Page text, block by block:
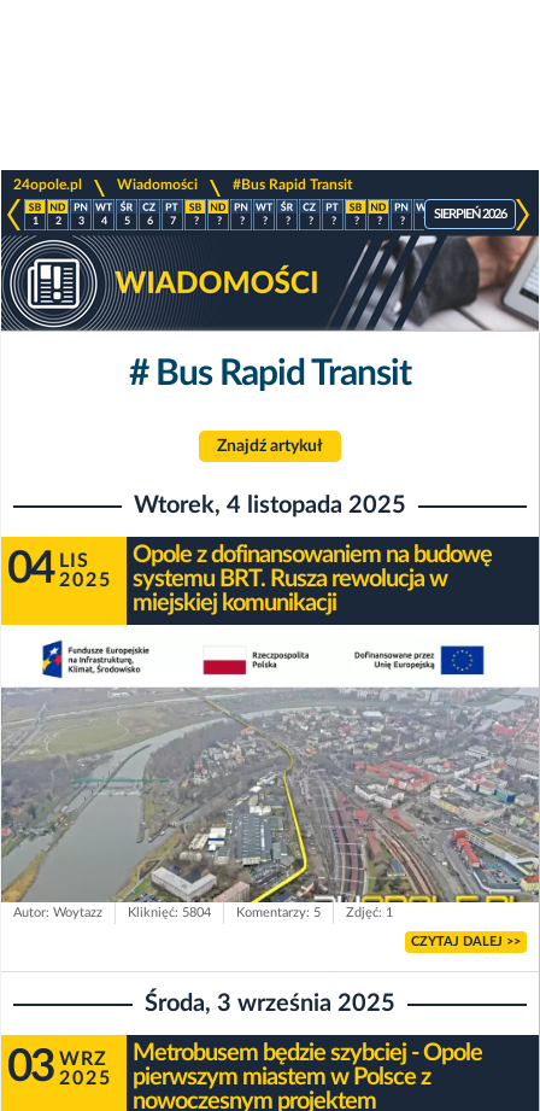
24opole.pl Wiadomości #Bus Rapid Transit
1 2 3 4 5 6 7 ? ? ? ? ? ? ? ? ? ? ? ? ? ?
SIERPIEŃ 2026
# Bus Rapid Transit
Znajdź artykuł
Wtorek, 4 listopada 2025
04 LIS
2025
Opole z dofinansowaniem na budowę
systemu BRT. Rusza rewolucja w
miejskiej komunikacji
Autor: Woytazz Kliknięć: 5804 Komentarzy: 5 Zdjęć: 1
CZYTAJ DALEJ >>
Środa, 3 września 2025
03 WRZ
2025
Metrobusem będzie szybciej - Opole
pierwszym miastem w Polsce z
nowoczesnym projektem